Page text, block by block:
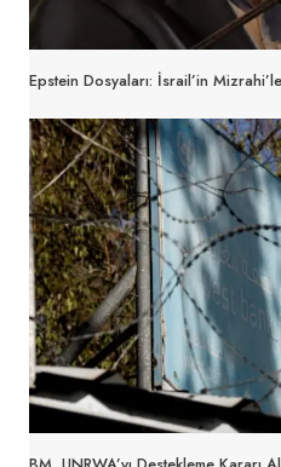
Epstein Dosyaları: İsrail’in